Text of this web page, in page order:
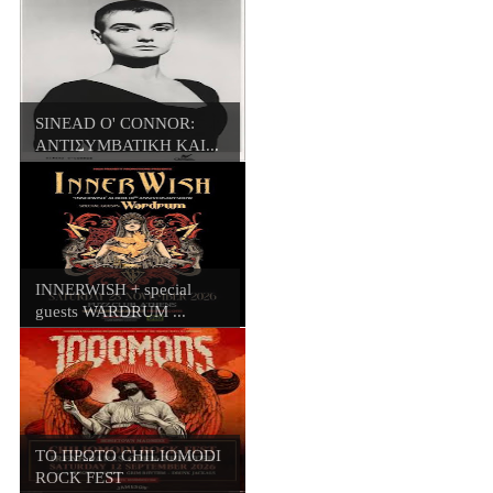
SINEAD O' CONNOR:
ΑΝΤΙΣΥΜΒΑΤΙΚΗ ΚΑΙ...
INNERWISH + special
guests WARDRUM ...
ΤΟ ΠΡΩΤΟ CHILIOMODI
ROCK FEST